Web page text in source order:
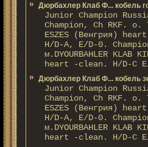
Дюрбахлер Клаб Ф... кобель
Junior Champion
Champion, Ch RKF. о.
ESZES (Венгрия)
H/D-A, E/D-0.
м.DYOURBAHLER KLAB
heart -clean. H/D-С
Дюрбахлер Клаб Ф... кобель
Junior Champion
Champion, Ch RKF. о.
ESZES (Венгрия)
H/D-A, E/D-0.
м.DYOURBAHLER KLAB
heart -clean. H/D-С